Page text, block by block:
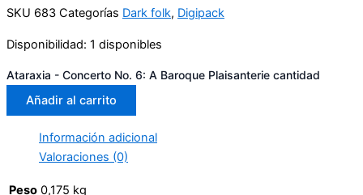
SKU 683 Categorías Dark folk, Digipack
Disponibilidad: 1 disponibles
Ataraxia - Concerto No. 6: A Baroque Plaisanterie cantidad
Añadir al carrito
Información adicional
Valoraciones (0)
Peso 0,175 kg